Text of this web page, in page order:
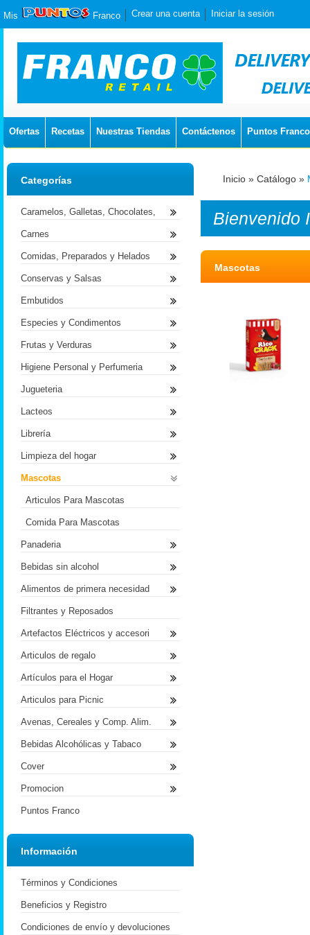
Mis Franco Crear una cuenta Iniciar la sesión
Ofertas Recetas Nuestras Tiendas Contáctenos Puntos Franco
Inicio » Catálogo »
Bienvenido
Mascotas
Categorías
Caramelos, Galletas, Chocolates,
Carnes
Comidas, Preparados y Helados
Conservas y Salsas
Embutidos
Especies y Condimentos
Frutas y Verduras
Higiene Personal y Perfumeria
Jugueteria
Lacteos
Librería
Limpieza del hogar
Mascotas
Articulos Para Mascotas
Comida Para Mascotas
Panaderia
Bebidas sin alcohol
Alimentos de primera necesidad
Filtrantes y Reposados
Artefactos Eléctricos y accesori
Articulos de regalo
Artículos para el Hogar
Articulos para Picnic
Avenas, Cereales y Comp. Alim.
Bebidas Alcohólicas y Tabaco
Cover
Promocion
Puntos Franco
Información
Términos y Condiciones
Beneficios y Registro
Condiciones de envío y devoluciones